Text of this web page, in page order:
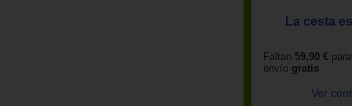
La cesta
Faltan 59,90 €
envío gratis
Ver